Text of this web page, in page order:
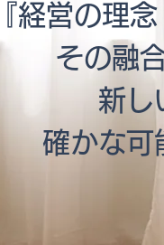
『経営の理
その融
新し
確かな可